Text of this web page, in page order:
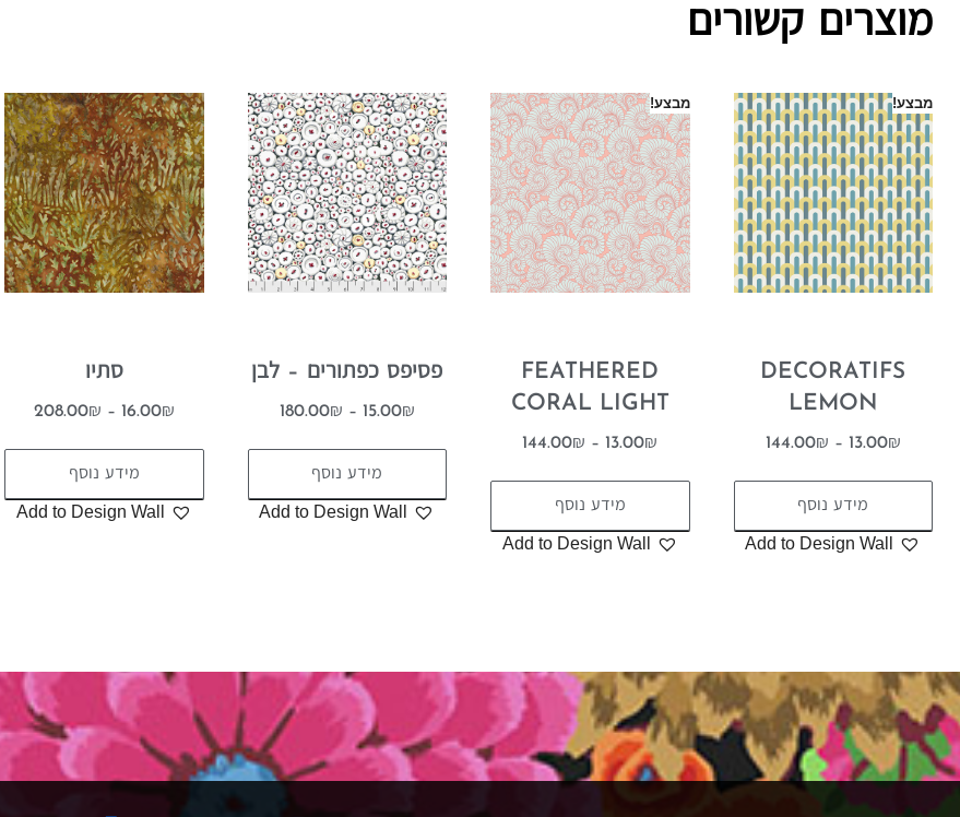
מוצרים קשורים
מבצע!
DECORATIFS
LEMON
13.00₪
–
144.00₪
מידע נוסף
Add to Design Wall
מבצע!
FEATHERED
CORAL LIGHT
13.00₪
–
144.00₪
מידע נוסף
Add to Design Wall
פסיפס כפתורים – לבן
15.00₪
–
180.00₪
מידע נוסף
Add to Design Wall
סתיו
16.00₪
–
208.00₪
מידע נוסף
Add to Design Wall